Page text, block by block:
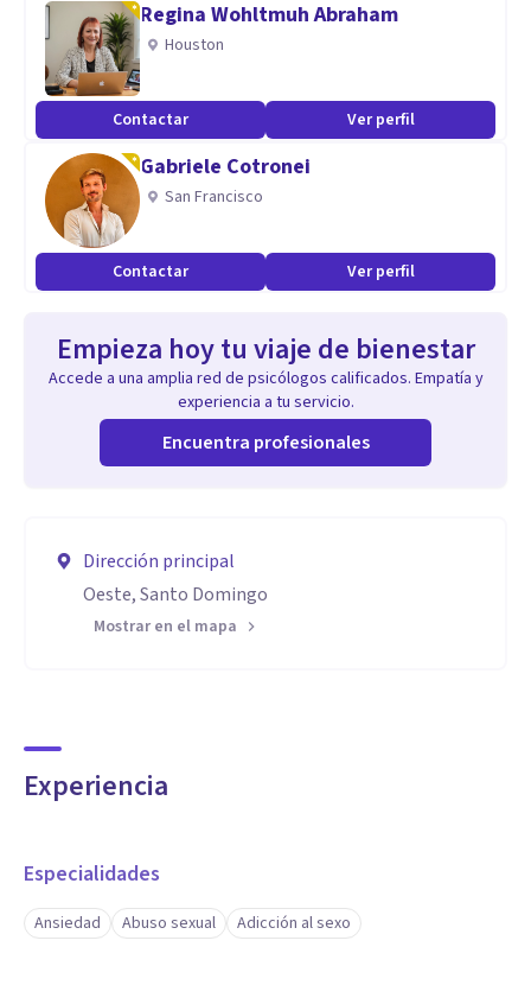
Regina Wohltmuh Abraham
Houston
Contactar Ver perfil
Gabriele Cotronei
San Francisco
Contactar Ver perfil
Empieza hoy tu viaje de bienestar
Accede a una amplia red de psicólogos calificados. Empatía y
experiencia a tu servicio.
Encuentra profesionales
Dirección principal
Oeste, Santo Domingo
Mostrar en el mapa
Experiencia
Especialidades
Ansiedad Abuso sexual Adicción al sexo